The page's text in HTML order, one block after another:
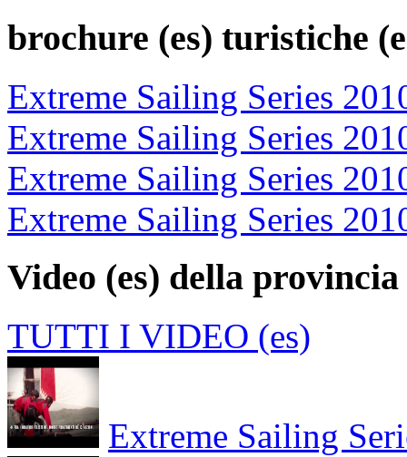
brochure (es) turistiche
Extreme Sailing Series
Extreme Sailing Series
Extreme Sailing Series
Extreme Sailing Series
Video (es) della provincia
TUTTI I VIDEO (es)
Extreme Sailing